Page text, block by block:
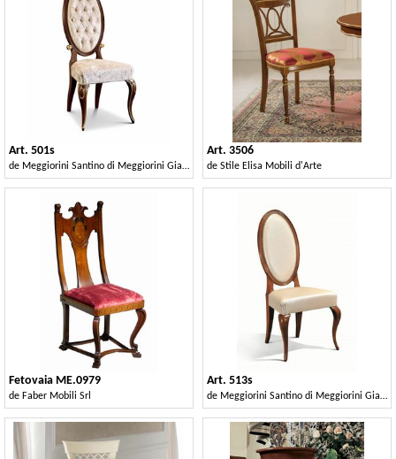
Art. 501s
de Meggiorini Santino di Meggiorini Giampietro e C. Snc
Art. 3506
de Stile Elisa Mobili d'Arte
Fetovaia ME.0979
de Faber Mobili Srl
Art. 513s
de Meggiorini Santino di Meggiorini Giampietro e C. Snc